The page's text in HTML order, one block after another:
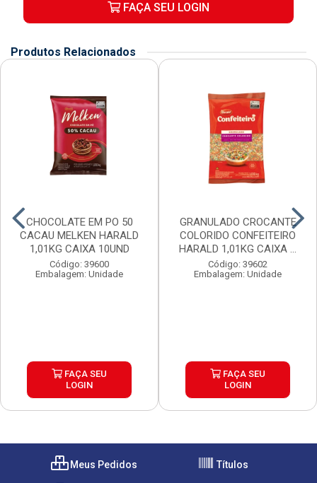
FAÇA SEU LOGIN
Produtos Relacionados
CHOCOLATE EM PO 50
CACAU MELKEN HARALD
1,01KG CAIXA 10UND
Código: 39600
Embalagem: Unidade
FAÇA SEU
LOGIN
GRANULADO CROCANTE
COLORIDO CONFEITEIRO
HARALD 1,01KG CAIXA ...
Código: 39602
Embalagem: Unidade
FAÇA SEU
LOGIN
Meus Pedidos Títulos